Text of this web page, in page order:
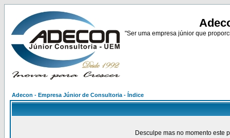
"Ser uma empresa júnior que
Adecon - Empresa Júnior de Consultoria - Índice
Desculpe mas no momento este